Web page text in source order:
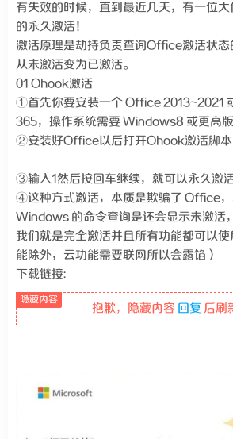
有失效的时候，直到最近几天，有一位
的永久激活！
激活原理是劫持负责查询Office激活状态
从未激活变为已激活。
01 Ohook激活
①首先你要安装一个 Office 2013~2021
365，操作系统需要 Windows8 或更高版
②安装好Office以后打开Ohook激活脚本
③输入1然后按回车继续，就可以永久激活
④这种方式激活，本质是欺骗了 Office
Windows 的命令查询是还会显示未激活
我们就是完全激活并且所有功能都可以
能除外，云功能需要联网所以会露馅）
下载链接:
抱歉，隐藏内容 回复 后刷